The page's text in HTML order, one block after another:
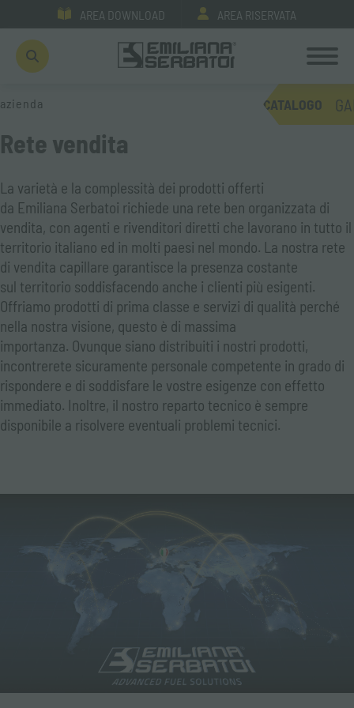
AREA DOWNLOAD AREA RISERVATA
CATALOGO
azienda
Rete vendita
La varietà e la complessità dei prodotti offerti
da Emiliana Serbatoi richiede una rete ben organizzata di
vendita, con agenti e rivenditori diretti che lavorano in tutto il
territorio italiano ed in molti paesi nel mondo. La nostra rete
di vendita capillare garantisce la presenza costante
sul territorio soddisfacendo anche i clienti più esigenti.
Offriamo prodotti di prima classe e servizi di qualità perché
nella nostra visione, questo è di massima
importanza. Ovunque siano distribuiti i nostri prodotti,
incontrerete sicuramente personale competente in grado di
rispondere e di soddisfare le vostre esigenze con effetto
immediato. Inoltre, il nostro reparto tecnico è sempre
disponibile a risolvere eventuali problemi tecnici.